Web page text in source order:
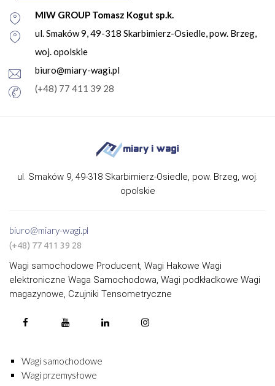
MIW GROUP Tomasz Kogut sp.k.
ul. Smaków 9, 49-318 Skarbimierz-Osiedle, pow. Brzeg,
woj. opolskie
biuro@miary-wagi.pl
(+48) 77 411 39 28
ul. Smaków 9, 49-318 Skarbimierz-Osiedle, pow. Brzeg, woj.
opolskie
biuro@miary-wagi.pl
(+48) 77 411 39 28
Wagi samochodowe Producent, Wagi Hakowe Wagi
elektroniczne Waga Samochodowa, Wagi podkładkowe Wagi
magazynowe, Czujniki Tensometryczne
Wagi samochodowe
Wagi przemysłowe